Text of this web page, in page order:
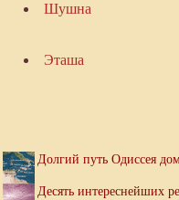
Шушна
Эташа
Долгий путь Одиссея
Десять интереснейших